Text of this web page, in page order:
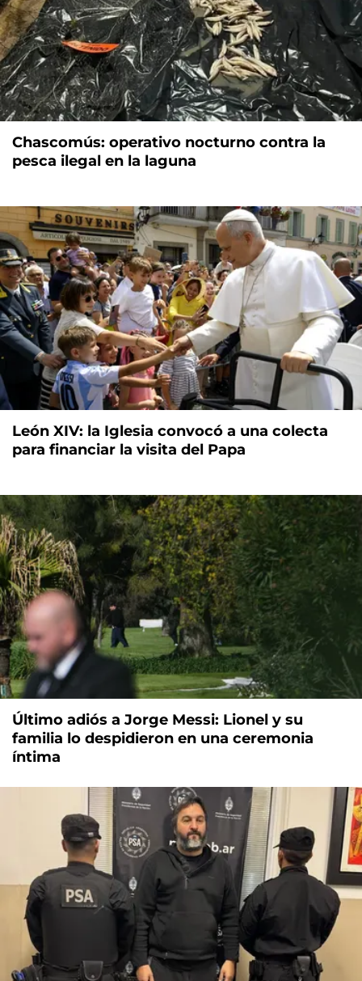
Chascomús: operativo nocturno contra la
pesca ilegal en la laguna
León XIV: la Iglesia convocó a una colecta
para financiar la visita del Papa
Último adiós a Jorge Messi: Lionel y su
familia lo despidieron en una ceremonia
íntima